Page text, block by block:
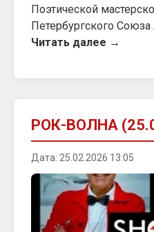
Поэтической
Петербургского Союза
Читать далее →
РОК-ВОЛНА
Дата: 25.02.2026 13:05